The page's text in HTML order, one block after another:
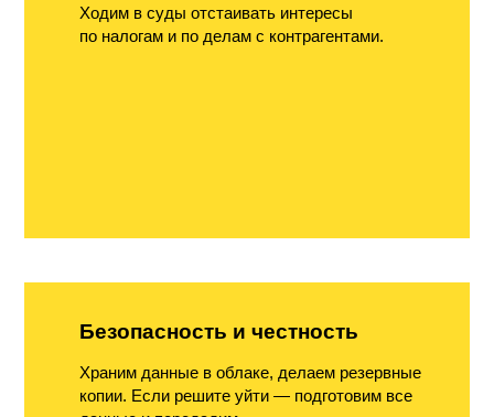
Ходим в суды отстаивать интересы
по налогам и по делам с контрагентами.
Безопасность и честность
Храним данные в облаке, делаем резервные
копии. Если решите уйти — подготовим все